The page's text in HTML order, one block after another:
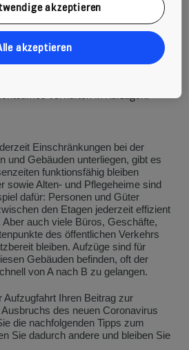
geschlossene Räume, in denen
begegnen. Sie sind gleichzeitig ein
für Menschen und Güter,
Umgebungen wie Krankenhäusern.
Einschränkungen bei der
und Gebäuden unterliegen, gibt es
funktionsfähig bleiben
sowie Alten- und Pflegeheime sind
dafür: Personen und Güter
den Etagen jederzeit effizient
auch viele Büros, Geschäfte,
des öffentlichen Verkehrs
bleiben. Aufzüge sind für
Gebäuden befinden, oft der
von A nach B zu gelangen.
Aufzugfahrt Ihren Beitrag zur
des neuen Coronavirus
die nachfolgenden Tipps zum
Sie dadurch andere und bleiben Sie
akzeptieren
akzeptieren